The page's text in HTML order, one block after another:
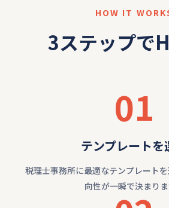
HOW IT
3ステップで
01
テンプレートを
税理士事務所に最適なテンプレート
向性が一瞬で決まりま